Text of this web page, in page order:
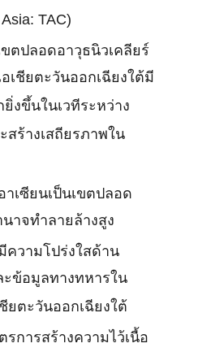
TAC)
ตปลอดอาวุธนิวเคลียร์
เชียตะวันออกเฉียงใต้มี
งขึ้นในเวทีระหว่าง
สร้างเสถียรภาพใน
าเซียนเป็นเขตปลอด
าจทำลายล้างสูง
ความโปร่งใสด้าน
ข้อมูลทางทหารใน
ยตะวันออกเฉียงใต้
รการสร้างความไว้เนื้อ